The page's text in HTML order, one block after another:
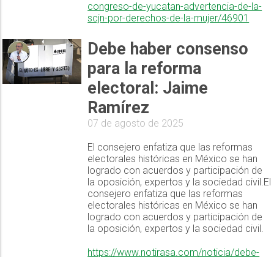
congreso-de-yucatan-advertencia-de-la-
scjn-por-derechos-de-la-mujer/46901
Debe haber consenso
para la reforma
electoral: Jaime
Ramírez
07 de agosto de 2025
El consejero enfatiza que las reformas
electorales históricas en México se han
logrado con acuerdos y participación de
la oposición, expertos y la sociedad civil.El
consejero enfatiza que las reformas
electorales históricas en México se han
logrado con acuerdos y participación de
la oposición, expertos y la sociedad civil.
https://www.notirasa.com/noticia/debe-